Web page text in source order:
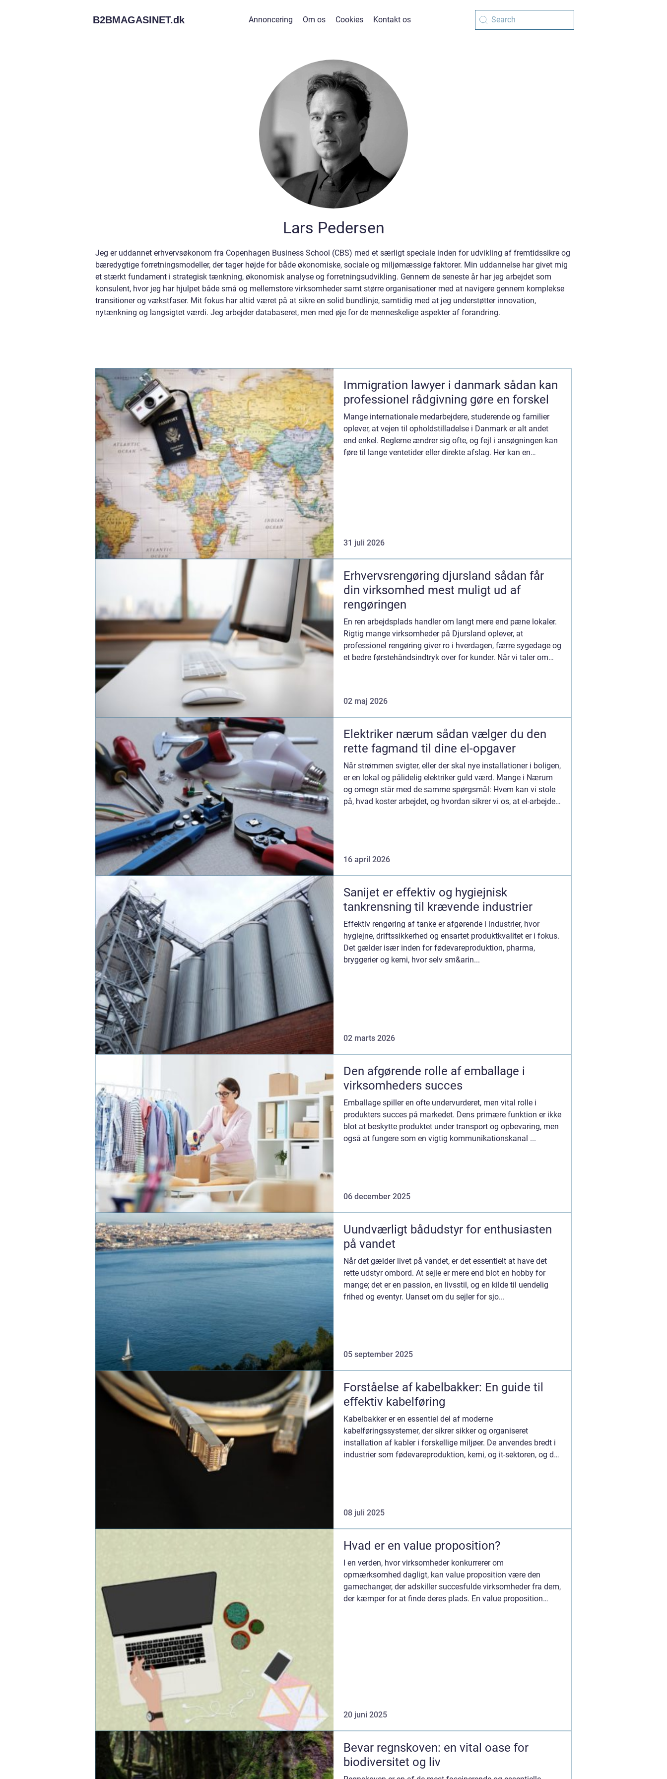
B2BMAGASINET.dk Annoncering Om os Cookies Kontakt os
Lars Pedersen
Jeg er uddannet erhvervsøkonom fra Copenhagen Business School (CBS) med et særligt speciale inden for udvikling af fremtidssikre og
bæredygtige forretningsmodeller, der tager højde for både økonomiske, sociale og miljømæssige faktorer. Min uddannelse har givet mig
et stærkt fundament i strategisk tænkning, økonomisk analyse og forretningsudvikling. Gennem de seneste år har jeg arbejdet som
konsulent, hvor jeg har hjulpet både små og mellemstore virksomheder samt større organisationer med at navigere gennem komplekse
transitioner og vækstfaser. Mit fokus har altid været på at sikre en solid bundlinje, samtidig med at jeg understøtter innovation,
nytænkning og langsigtet værdi. Jeg arbejder databaseret, men med øje for de menneskelige aspekter af forandring.
Immigration lawyer i danmark sådan kan
professionel rådgivning gøre en forskel
Mange internationale medarbejdere, studerende og familier
oplever, at vejen til opholdstilladelse i Danmark er alt andet
end enkel. Reglerne ændrer sig ofte, og fejl i ansøgningen kan
føre til lange ventetider eller direkte afslag. Her kan en
31 juli 2026
Erhvervsrengøring djursland sådan får
din virksomhed mest muligt ud af
rengøringen
En ren arbejdsplads handler om langt mere end pæne lokaler.
Rigtig mange virksomheder på Djursland oplever, at
professionel rengøring giver ro i hverdagen, færre sygedage og
et bedre førstehåndsindtryk over for kunder. Når vi taler om
02 maj 2026
Elektriker nærum sådan vælger du den
rette fagmand til dine el-opgaver
Når strømmen svigter, eller der skal nye installationer i boligen,
er en lokal og pålidelig elektriker guld værd. Mange i Nærum
og omegn står med de samme spørgsmål: Hvem kan vi stole
på, hvad koster arbejdet, og hvordan sikrer vi os, at el-arbejdet
16 april 2026
Sanijet er effektiv og hygiejnisk
tankrensning til krævende industrier
Effektiv rengøring af tanke er afgørende i industrier, hvor
hygiejne, driftssikkerhed og ensartet produktkvalitet er i fokus.
Det gælder især inden for fødevareproduktion, pharma,
bryggerier og kemi, hvor selv sm&arin...
02 marts 2026
Den afgørende rolle af emballage i
virksomheders succes
Emballage spiller en ofte undervurderet, men vital rolle i
produkters succes på markedet. Dens primære funktion er ikke
blot at beskytte produktet under transport og opbevaring, men
også at fungere som en vigtig kommunikationskanal ...
06 december 2025
Uundværligt bådudstyr for enthusiasten
på vandet
Når det gælder livet på vandet, er det essentielt at have det
rette udstyr ombord. At sejle er mere end blot en hobby for
mange; det er en passion, en livsstil, og en kilde til uendelig
frihed og eventyr. Uanset om du sejler for sjo...
05 september 2025
Forståelse af kabelbakker: En guide til
effektiv kabelføring
Kabelbakker er en essentiel del af moderne
kabelføringssystemer, der sikrer sikker og organiseret
installation af kabler i forskellige miljøer. De anvendes bredt i
industrier som fødevareproduktion, kemi, og it-sektoren, og de
08 juli 2025
Hvad er en value proposition?
I en verden, hvor virksomheder konkurrerer om
opmærksomhed dagligt, kan value proposition være den
gamechanger, der adskiller succesfulde virksomheder fra dem,
der kæmper for at finde deres plads. En value proposition
20 juni 2025
Bevar regnskoven: en vital oase for
biodiversitet og liv